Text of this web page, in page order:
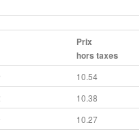
Prix
hors taxes
10.54
10.38
10.27